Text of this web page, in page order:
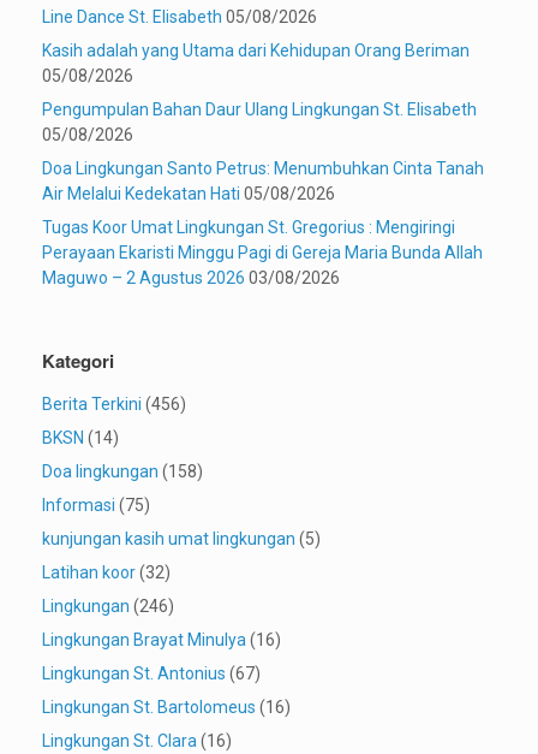
Line Dance St. Elisabeth 05/08/2026
Kasih adalah yang Utama dari Kehidupan Orang Beriman
05/08/2026
Pengumpulan Bahan Daur Ulang Lingkungan St. Elisabeth
05/08/2026
Doa Lingkungan Santo Petrus: Menumbuhkan Cinta Tanah
Air Melalui Kedekatan Hati 05/08/2026
Tugas Koor Umat Lingkungan St. Gregorius : Mengiringi
Perayaan Ekaristi Minggu Pagi di Gereja Maria Bunda Allah
Maguwo – 2 Agustus 2026 03/08/2026
Kategori
Berita Terkini (456)
BKSN (14)
Doa lingkungan (158)
Informasi (75)
kunjungan kasih umat lingkungan (5)
Latihan koor(32)
Lingkungan (246)
Lingkungan Brayat Minulya (16)
Lingkungan St. Antonius (67)
Lingkungan St. Bartolomeus (16)
Lingkungan St. Clara (16)